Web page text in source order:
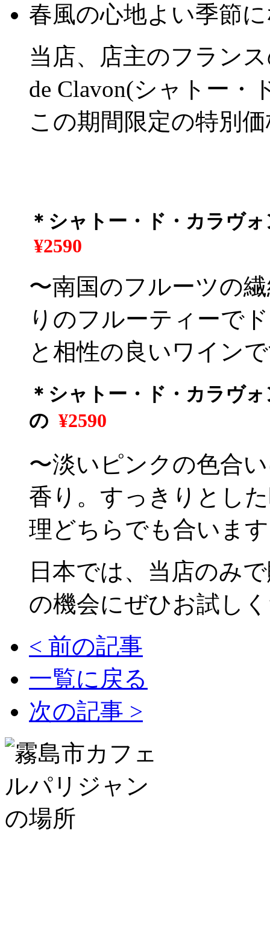
春風の心地よい季節
当店、店主のフラン
de Clavon(シャトー
この期間限定の特別
＊シャトー・ド・カラ
¥2590
〜南国のフルーツの
りのフルーティーで
と相性の良いワイン
＊シャトー・ド・カラ
の ¥2590
〜淡いピンクの色合
香り。すっきりとし
理どちらでも合いま
日本では、当店のみ
の機会にぜひお試し
< 前の記事
一覧に戻る
次の記事 >